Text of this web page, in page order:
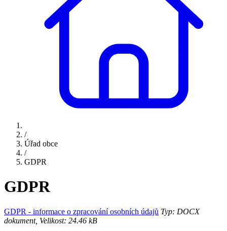
/
Úřad obce
/
GDPR
GDPR
GDPR - informace o zpracování osobních údajů Typ: DOCX
dokument, Velikost: 24.46 kB